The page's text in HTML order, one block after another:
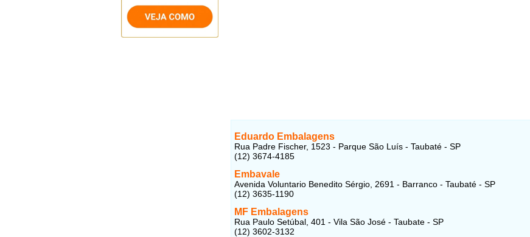
Eduardo Embalagens
Rua Padre Fischer, 1523 - Parque São Luís - Taubaté - SP
(12) 3674-4185
Embavale
Avenida Voluntario Benedito Sérgio, 2691 - Barranco - Taubaté - SP
(12) 3635-1190
MF Embalagens
Rua Paulo Setúbal, 401 - Vila São José - Taubate - SP
(12) 3602-3132